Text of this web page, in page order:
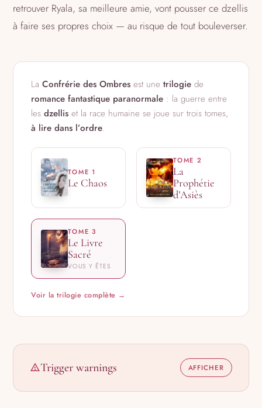
retrouver Ryala, sa meilleure amie, vont pousser ce dzellis
à faire ses propres choix — au risque de tout bouleverser.
LaConfrérie des Ombres est unetrilogie de
romance fantastique paranormale : la guerre entre
lesdzellis et la race humaine se joue sur trois tomes,
à lire dans l’ordre.
TOME 1
Le Chaos
TOME 2
La
Prophétie
d’Asiès
TOME 3
Le Livre
Sacré
VOUS Y ÊTES
Voir la trilogie complète →
Trigger warnings